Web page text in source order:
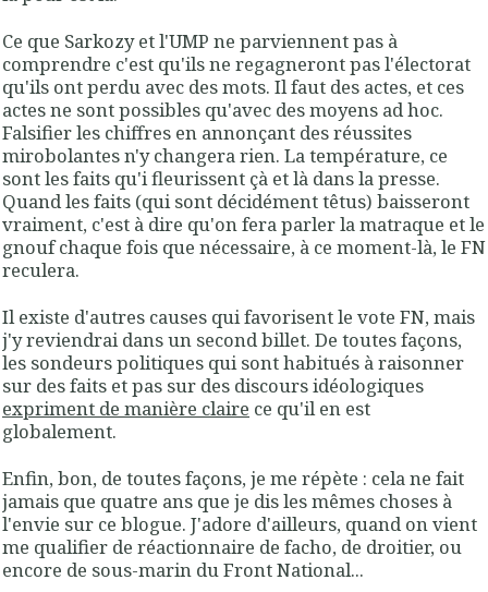
Ce que Sarkozy et l'UMP ne parviennent pas à
comprendre c'est qu'ils ne regagneront pas l'électorat
qu'ils ont perdu avec des mots. Il faut des actes, et ces
actes ne sont possibles qu'avec des moyens ad hoc.
Falsifier les chiffres en annonçant des réussites
mirobolantes n'y changera rien. La température, ce
sont les faits qu'i fleurissent çà et là dans la presse.
Quand les faits (qui sont décidément têtus) baisseront
vraiment, c'est à dire qu'on fera parler la matraque et le
gnouf chaque fois que nécessaire, à ce moment-là, le FN
reculera.
Il existe d'autres causes qui favorisent le vote FN, mais
j'y reviendrai dans un second billet. De toutes façons,
les sondeurs politiques qui sont habitués à raisonner
sur des faits et pas sur des discours idéologiques
expriment de manière claire ce qu'il en est
globalement.
Enfin, bon, de toutes façons, je me répète : cela ne fait
jamais que quatre ans que je dis les mêmes choses à
l'envie sur ce blogue. J'adore d'ailleurs, quand on vient
me qualifier de réactionnaire de facho, de droitier, ou
encore de sous-marin du Front National...